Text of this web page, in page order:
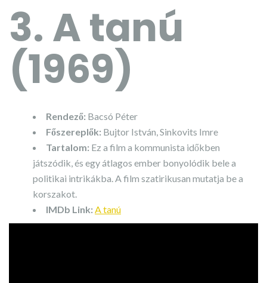
3. A tanú
(1969)
Rendező: Bacsó Péter
Főszereplők: Bujtor István, Sinkovits Imre
Tartalom: Ez a film a kommunista időkben
játszódik, és egy átlagos ember bonyolódik bele a
politikai intrikákba. A film szatirikusan mutatja be a
korszakot.
IMDb Link: A tanú